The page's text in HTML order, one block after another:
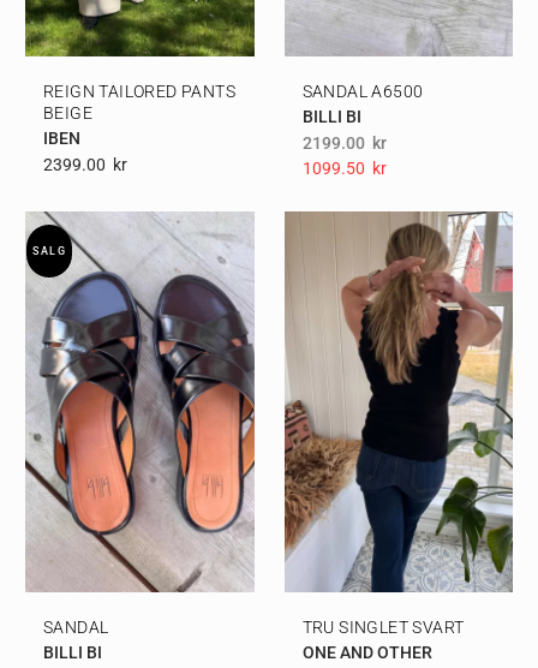
REIGN TAILORED PANTS
BEIGE
IBEN
2399.00 Kr
SANDAL A6500
BILLI BI
2199.00 kr
1099.50 Kr
SALG
SANDAL
BILLI BI
TRU SINGLET SVART
ONE AND OTHER